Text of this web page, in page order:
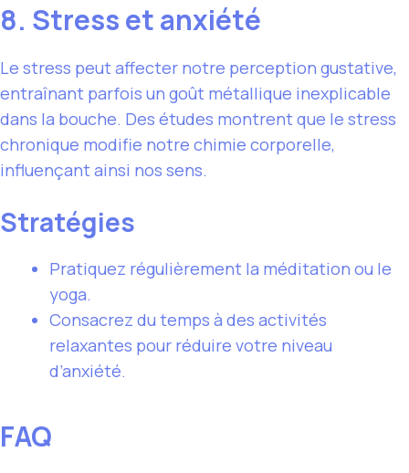
8. Stress et anxiété
Le stress peut affecter notre perception gustative,
entraînant parfois un goût métallique inexplicable
dans la bouche. Des études montrent que le stress
chronique modifie notre chimie corporelle,
influençant ainsi nos sens.
Stratégies
Pratiquez régulièrement la méditation ou le
yoga.
Consacrez du temps à des activités
relaxantes pour réduire votre niveau
d’anxiété.
FAQ